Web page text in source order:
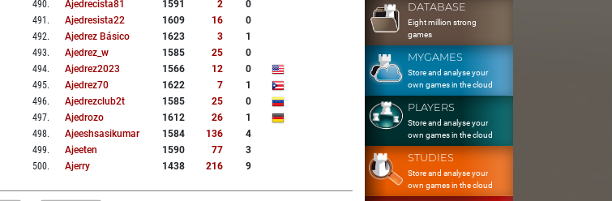
490. Ajedrecista81 1591 2
0
491 . Ajedresista22 1609 16
0
492. Ajedrez Básico 1623 3
1
493. Ajedrez_w 1585 25
0
494. Ajedrez2023 1566 12
0
495. Ajedrez70 1622 7
1
496. Ajedrezclub2t 1585 25
0
497. Ajedrozo 1612 26
1
498. Ajeeshsasikumar 1584 136
4
499. Ajeeten 1590 77
3
500. Ajerry 1438 216 9
DATABASE
Eight million strong
games
MYGAMES
Store and analyse your
own games in the cloud
PLAYERS
Store and analyse your
own games in the cloud
STUDIES
Store and analyse your
own games in the cloud